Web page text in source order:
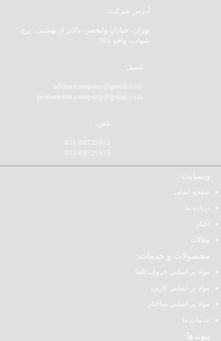
آدرس شرکت:
تهران، خیابان ولیعصر، بالاتر از بهشتی، برج
شهاب، واحد 301
ایمیل:
adrina.company@gmail.com
petromobin.company@gmail.com
تلفن:
021-88725932
021-88725933
وبسایت :
صفحه اصلی
درباره ما
اخبار
مقالات
محصولات و خدمات:
مواد بر اساس حروف الفبا
مواد بر اساس کاربرد
مواد بر اساس ساختار
خدمات ما
پیوندها: